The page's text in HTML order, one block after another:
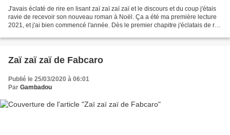
J'avais éclaté de rire en lisant zaï zaï zaï zaï et le discours et du coup j'étais
ravie de recevoir son nouveau roman à Noël. Ça a été ma première lecture
2021, et j'ai bien commencé l'année. Dès le premier chapitre j'éclatais de rire
Zaï zaï zaï de Fabcaro
Publié le 25/03/2020 à 06:01
Par Gambadou